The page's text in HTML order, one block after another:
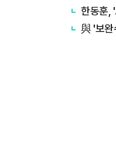
한동훈,
與 '보완